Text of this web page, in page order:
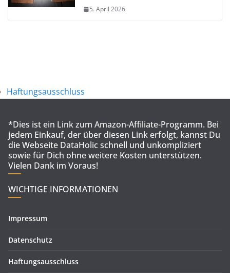
5. April 2026
Haftungsausschluss
*Dies ist ein Link zum Amazon-Affiliate-Programm. Bei
jedem Einkauf, der über diesen Link erfolgt, kannst Du
die Webseite DataHolic schnell und unkompliziert
sowie für Dich ohne weitere Kosten unterstützen.
Vielen Dank im Voraus!
WICHTIGE INFORMATIONEN
Impressum
Datenschutz
Haftungsausschluss